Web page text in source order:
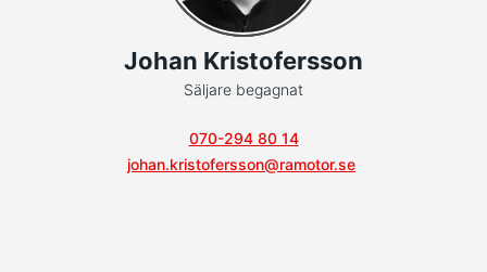
Johan Kristofersson
Säljare begagnat
070-294 80 14
johan.kristofersson@ramotor.se